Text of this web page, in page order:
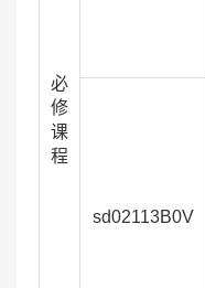
必
修
课
程
sd02113B0V